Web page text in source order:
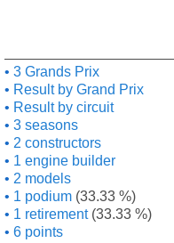
3 Grands Prix
Result by Grand Prix
Result by circuit
3 seasons
2 constructors
1 engine builder
2 models
1 podium (33.33 %)
1 retirement (33.33 %)
6 points